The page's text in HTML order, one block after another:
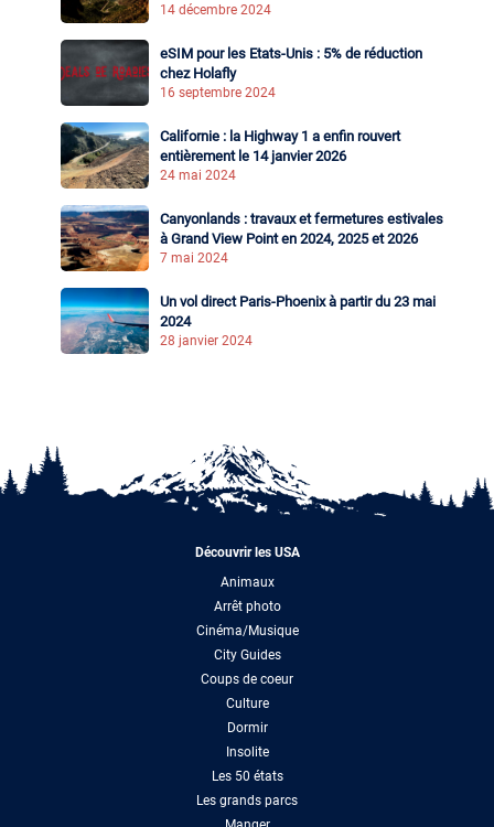
14 décembre 2024
eSIM pour les Etats-Unis : 5% de réduction
chez Holafly
16 septembre 2024
Californie : la Highway 1 a enfin rouvert
entièrement le 14 janvier 2026
24 mai 2024
Canyonlands : travaux et fermetures estivales
à Grand View Point en 2024, 2025 et 2026
7 mai 2024
Un vol direct Paris-Phoenix à partir du 23 mai
2024
28 janvier 2024
Découvrir les USA
Animaux
Arrêt photo
Cinéma/Musique
City Guides
Coups de coeur
Culture
Dormir
Insolite
Les 50 états
Les grands parcs